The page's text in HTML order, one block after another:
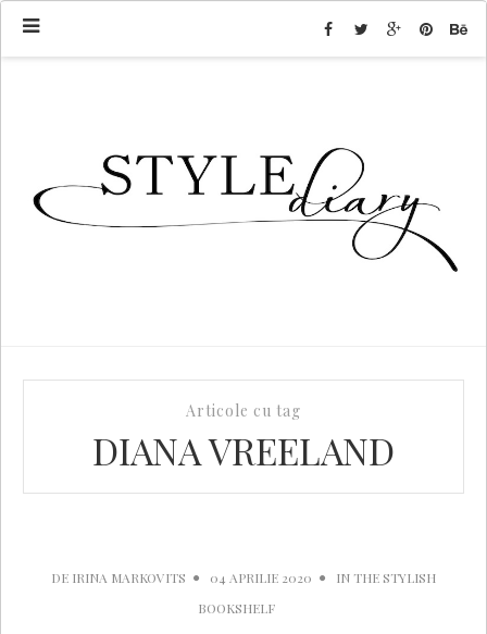
Articole cu tag
DIANA VREELAND
DE IRINA MARKOVITS 04 APRILIE 2020 INTHE STYLISH
BOOKSHELF